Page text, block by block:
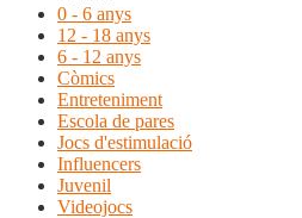
0 - 6 anys
12 - 18 anys
6 - 12 anys
Còmics
Entreteniment
Escola de pares
Jocs d'estimulació
Influencers
Juvenil
Videojocs